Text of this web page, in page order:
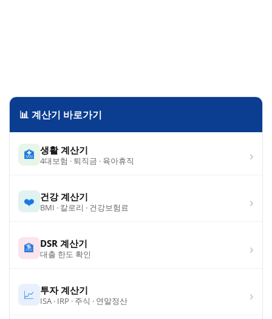
📊 계산기 바로가기
🏥 생활 계산기
4대보험 · 퇴직금 · 육아휴직 ›
❤️ 건강 계산기
BMI · 칼로리 · 건강보험료 ›
🏦 DSR 계산기
대출 한도 확인 ›
📈 투자 계산기
ISA · IRP · 주식 · 연말정산 ›